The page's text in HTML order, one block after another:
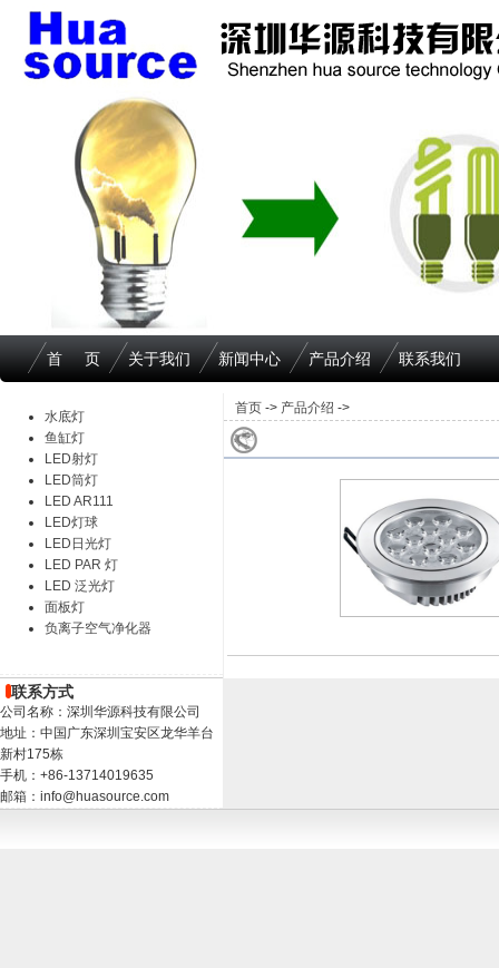
首 页 关于我们 新闻中心 产品介绍 联系我们
水底灯
鱼缸灯
LED射灯
LED筒灯
LED AR111
LED灯球
LED日光灯
LED PAR 灯
LED 泛光灯
面板灯
负离子空气净化器
联系方式
公司名称：深圳华源科技有限公司
地址：中国广东深圳宝安区龙华羊台
新村175栋
手机：+86-13714019635
邮箱：info@huasource.com
首页 -> 产品介绍 ->